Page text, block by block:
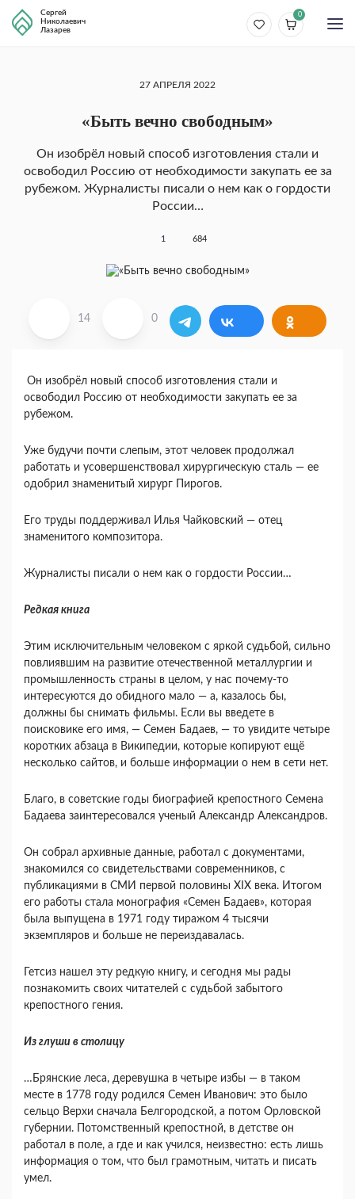
Сергей
Николаевич
Лазарев
0
27 АПРЕЛЯ 2022
«Быть вечно свободным»
Он изобрёл новый способ изготовления стали и
освободил Россию от необходимости закупать ее за
рубежом. Журналисты писали о нем как о гордости
России…
1 684
14 0
Он изобрёл новый способ изготовления стали и
освободил Россию от необходимости закупать ее за
рубежом.
Уже будучи почти слепым, этот человек продолжал
работать и усовершенствовал хирургическую сталь — ее
одобрил знаменитый хирург Пирогов.
Его труды поддерживал Илья Чайковский — отец
знаменитого композитора.
Журналисты писали о нем как о гордости России…
Редкая книга
Этим исключительным человеком с яркой судьбой, сильно
повлиявшим на развитие отечественной металлургии и
промышленность страны в целом, у нас почему-то
интересуются до обидного мало — а, казалось бы,
должны бы снимать фильмы. Если вы введете в
поисковике его имя, — Семен Бадаев, — то увидите четыре
коротких абзаца в Википедии, которые копируют ещё
несколько сайтов, и больше информации о нем в сети нет.
Благо, в советские годы биографией крепостного Семена
Бадаева заинтересовался ученый Александр Александров.
Он собрал архивные данные, работал с документами,
знакомился со свидетельствами современников, с
публикациями в СМИ первой половины XIX века. Итогом
его работы стала монография «Семен Бадаев», которая
была выпущена в 1971 году тиражом 4 тысячи
экземпляров и больше не переиздавалась.
Гетсиз нашел эту редкую книгу, и сегодня мы рады
познакомить своих читателей с судьбой забытого
крепостного гения.
Из глуши в столицу
…Брянские леса, деревушка в четыре избы — в таком
месте в 1778 году родился Семен Иванович: это было
сельцо Верхи сначала Белгородской, а потом Орловской
губернии. Потомственный крепостной, в детстве он
работал в поле, а где и как учился, неизвестно: есть лишь
информация о том, что был грамотным, читать и писать
умел.